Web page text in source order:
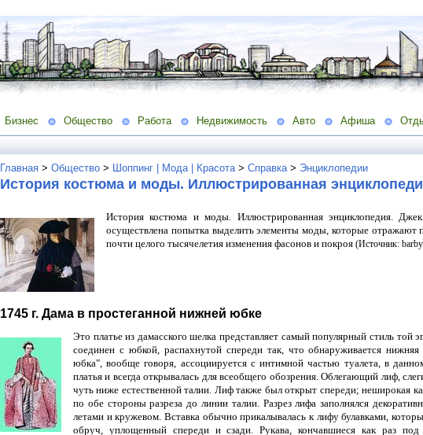
Бизнес Общество Работа Недвижимость Авто Афиша
Главная > Общество > Шоппинг | Мода | Красота > Справка > Энциклопедии
История костюма и моды. Иллюстрированная
История костюма и моды. Иллюстрированная энциклопедия.
осуществлена попытка выделить элементы моды, которые отражают
почти целого тысячелетия изменения фасонов и покроя (Источник:
1745 г. Дама в простеганной нижней юбке
Это платье из дамасского шелка представляет самый популярный стиль той
соединен с юбкой, распахнутой спереди так, что обнаруживается
юбка", вообще говоря, ассоциируется с интимной частью туалета, в
платья и всегда открывалась для всеобщего обозрения. Облегающий лиф,
чуть ниже естественной талии. Лиф также был открыт спереди; неширокая
по обе стороны разреза до линии талии. Разрез лифа заполнялся
летами и кружевом. Вставка обычно прикалывалась к лифу булавками,
обруч, уплощенный спереди и сзади. Рукава, кончавшиеся как раз